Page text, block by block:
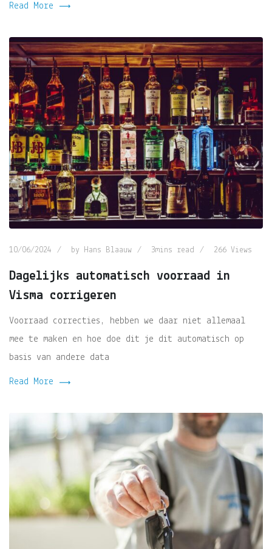
Read More
10/06/2024 by Hans Blaauw 3mins read 266 Views
Dagelijks automatisch voorraad in
Visma corrigeren
Voorraad correcties, hebben we daar niet allemaal
mee te maken en hoe doe dit je dit automatisch op
basis van andere data
Read More